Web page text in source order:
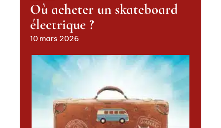
Où acheter un skateboard
électrique ?
10 mars 2026